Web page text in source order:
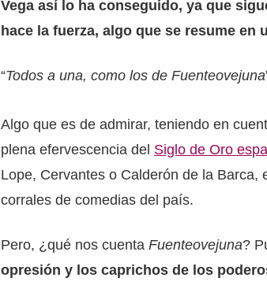
Vega así lo ha conseguido, ya que
hace la fuerza, algo que se resume
“Todos a una, como los de Fuenteovejuna
Algo que es de admirar, teniendo en
plena efervescencia del Siglo de Oro
Lope, Cervantes o Calderón de la
corrales de comedias del país.
Pero, ¿qué nos cuentaFuenteovejuna?
opresión y los caprichos de los